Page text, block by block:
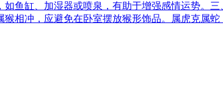
鱼缸、加湿器或喷泉，有助于增强感情运势。
相冲，应避免在卧室摆放猴形饰品。属虎克属蛇